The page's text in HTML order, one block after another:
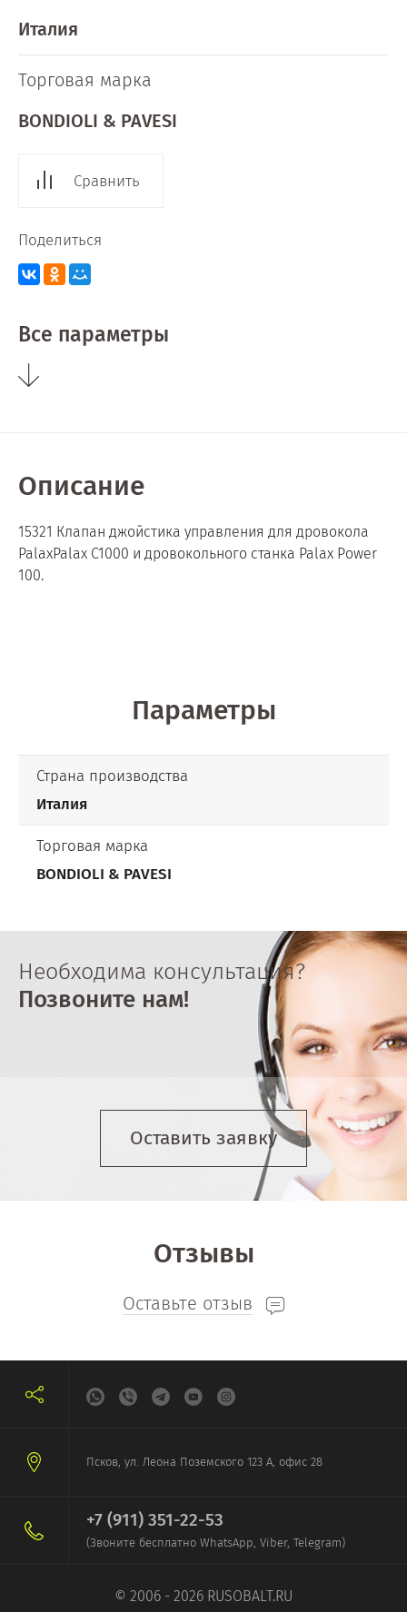
Италия
Торговая марка
BONDIOLI & PAVESI
Сравнить
Поделиться
Все параметры
Описание
15321 Клапан джойстика управления для дровокола
PalaxPalax C1000 и дровокольного станка Palax Power
100.
Параметры
Страна производства
Италия
Торговая марка
BONDIOLI & PAVESI
Необходима консультация?
Позвоните нам!
Оставить заявку
Отзывы
Оставьте отзыв
Псков, ул. Леона Поземского 123 А, офис 28
+7 (911) 351-22-53
(Звоните бесплатно WhatsApp, Viber, Telegram)
© 2006 - 2026 RUSOBALT.RU